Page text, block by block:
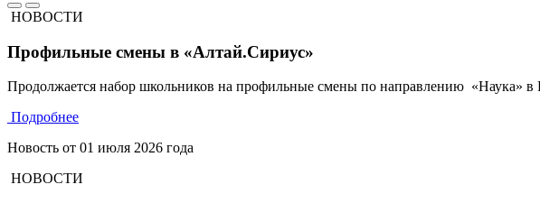
НОВОСТИ
Профильные смены в «Алтай.Сириус»
Продолжается набор школьников на профильные смены по направлению «Наука»
Подробнее
Новость от 01 июля 2026 года
НОВОСТИ